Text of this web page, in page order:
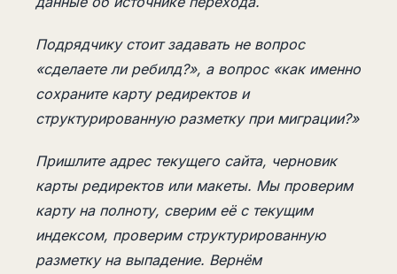
Подрядчику стоит задавать не вопрос
«сделаете ли ребилд?», а вопрос «как именно
сохраните карту редиректов и
структурированную разметку при миграции?»
Пришлите адрес текущего сайта, черновик
карты редиректов или макеты. Мы проверим
карту на полноту, сверим её с текущим
индексом, проверим структурированную
разметку на выпадение. Вернём